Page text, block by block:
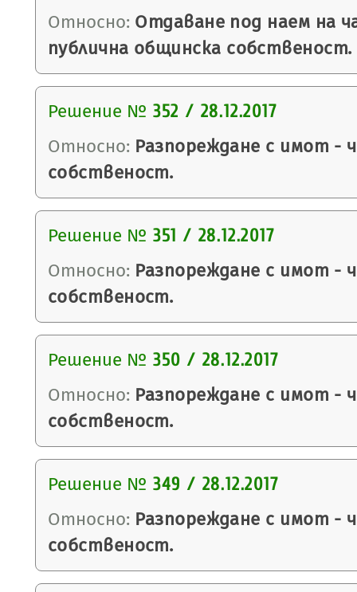
Относно: Отдаване под наем на
публична общинска собственост.
Решение № 352 / 28.12.2017
Относно: Разпореждане с имот -
собственост.
Решение № 351 / 28.12.2017
Относно: Разпореждане с имот -
собственост.
Решение № 350 / 28.12.2017
Относно: Разпореждане с имот -
собственост.
Решение № 349 / 28.12.2017
Относно: Разпореждане с имот -
собственост.